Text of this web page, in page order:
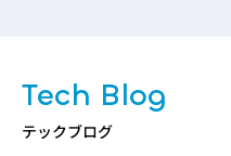
Tech Blog
テックブログ